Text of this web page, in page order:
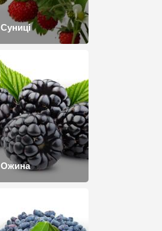
Суниці
Ожина